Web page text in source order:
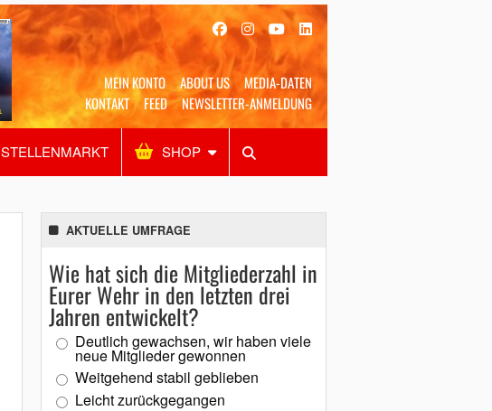
MEIN KONTO ABOUT US
MEDIA-DATEN
KONTAKT
FEED NEWSLETTER-ANMELDUNG
STELLENMARKT SHOP
Alles Shop SUCHEN
AKTUELLE UMFRAGE
Wie hat sich die Mitgliederzahl in
Eurer Wehr in den letzten drei
Jahren entwickelt?
Deutlich gewachsen, wir haben viele
neue Mitglieder gewonnen
Weitgehend stabil geblieben
Leicht zurückgegangen